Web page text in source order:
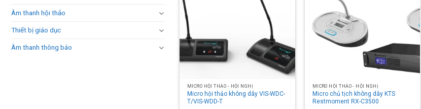
Âm thanh hội thảo
Thiết bị giáo dục
Âm thanh thông báo
MICRO HỘI THẢO - HỘI NGHỊ
Micro hội thảo không dây VIS-WDC-
T/VIS-WDD-T
MICRO HỘI THẢO - HỘI NGHỊ
Micro chủ tịch không dây KTS
Restmoment RX-C3500